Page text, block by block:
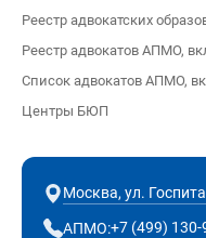
Реестр адвокатских
Реестр адвокатов АПМО,
Список адвокатов АПМО,
Центры БЮП
Москва, ул.
АПМО:+7 (499) 130-